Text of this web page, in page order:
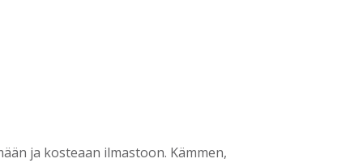
ja kosteaan ilmastoon. Kämmen,